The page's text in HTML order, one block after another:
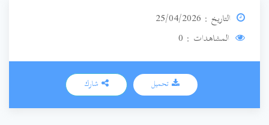
التاريخ : 25/04/2026
المشاهدات : 0
تحميل